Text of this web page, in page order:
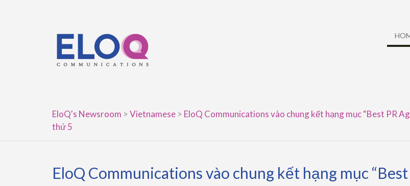
EloQ's Newsroom >Vietnamese > EloQ Communications vào chung kết hạng mục “Best PR
thứ 5
EloQ Communications vào chung kết hạng mục “Best